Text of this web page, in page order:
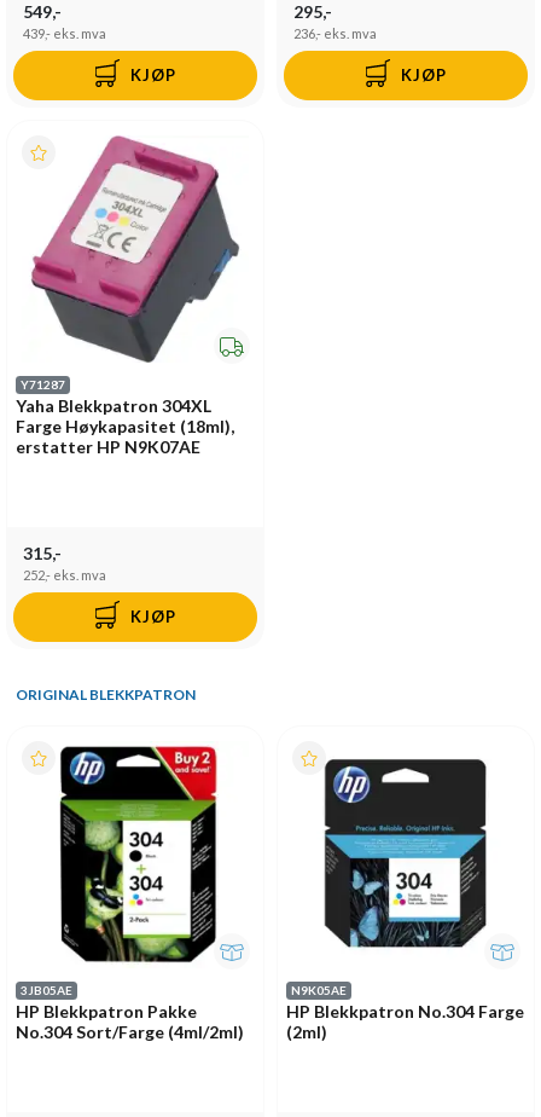
549,-
439,- eks. mva
KJØP
295,-
236,- eks. mva
KJØP
Y71287
Yaha Blekkpatron 304XL
Farge Høykapasitet (18ml),
erstatter HP N9K07AE
315,-
252,- eks. mva
KJØP
ORIGINAL BLEKKPATRON
3JB05AE
HP Blekkpatron Pakke
No.304 Sort/Farge (4ml/2ml)
N9K05AE
HP Blekkpatron No.304 Farge
(2ml)